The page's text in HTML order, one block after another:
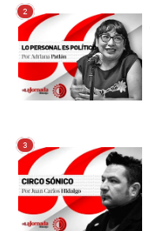
2
3